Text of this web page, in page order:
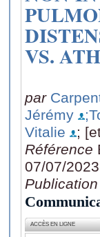
VS.
par
Jérémy
Vitalie
;
Référence
07/07/
Publication
ACCÈS EN LIGNE